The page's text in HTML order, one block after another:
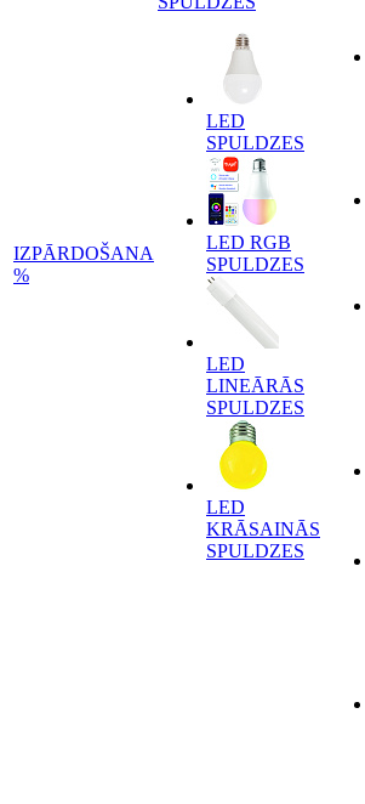
IZPĀRDOŠANA
%
LED
SPULDZES
LED RGB
SPULDZES
LED
LINEĀRĀS
SPULDZES
LED
KRĀSAINĀS
SPULDZES